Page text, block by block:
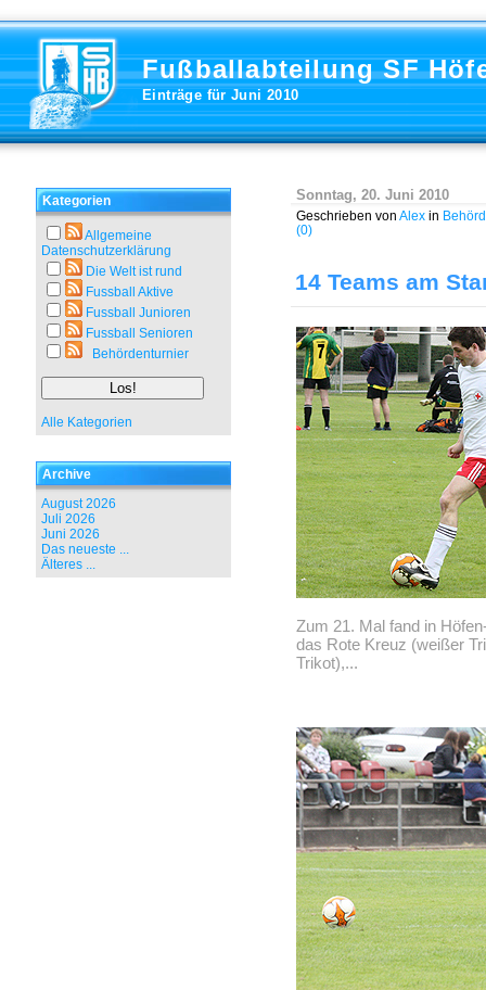
Fußballabteilung SF
Einträge für Juni 2010
Kategorien
Allgemeine
Datenschutzerklärung
Die Welt ist rund
Fussball Aktive
Fussball Junioren
Fussball Senioren
Behördenturnier
Alle Kategorien
Archive
August 2026
Juli 2026
Juni 2026
Das neueste ...
Älteres ...
Sonntag, 20. Juni 2010
Geschrieben von Alex in
(0)
14 Teams am
Zum 21. Mal fand in
das Rote Kreuz (weißer
Trikot),...